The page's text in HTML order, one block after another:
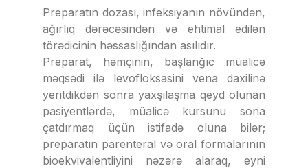
Preparatın dozası, infeksiyanın növündən,
ağırlıq dərəcəsindən və ehtimal edilən
törədicinin həssaslığından asılıdır.
Preparat, həmçinin, başlanğıc müalicə
məqsədi ilə levofloksasini vena daxilinə
yeritdikdən sonra yaxşılaşma qeyd olunan
pasiyentlərdə, müalicə kursunu sona
çatdırmaq üçün istifadə oluna bilər;
preparatın parenteral və oral formalarının
bioekvivalentliyini nəzərə alaraq, eyni